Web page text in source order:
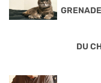
DU